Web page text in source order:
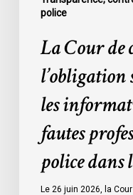
police
police
dans
McKee
La Cour de
les
fautes
police dans
Le 26 juin 2026, la